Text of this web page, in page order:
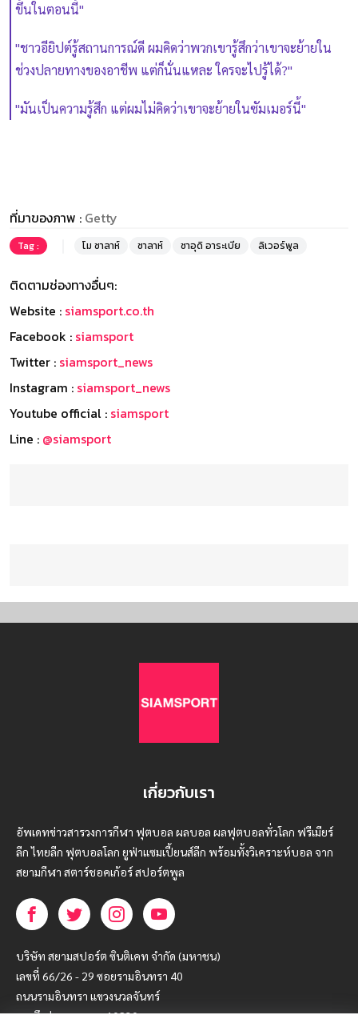
ขึ้นในตอนนี้"
"ชาวอียิปต์รู้สถานการณ์ดี ผมคิดว่าพวกเขารู้สึกว่าเขาจะย้ายใน
ช่วงปลายทางของอาชีพ แต่ก็นั่นแหละ ใครจะไปรู้ได้?"
"มันเป็นความรู้สึก แต่ผมไม่คิดว่าเขาจะย้ายในซัมเมอร์นี้"
ที่มาของภาพ : Getty
Tag : โม ซาลาห์ ซาลาห์ ซาอุดิ อาระเบีย ลิเวอร์พูล
ติดตามช่องทางอื่นๆ:
Website : siamsport.co.th
Facebook : siamsport
Twitter : siamsport_news
Instagram : siamsport_news
Youtube official : siamsport
Line : @siamsport
เกี่ยวกับเรา
อัพเดทข่าวสารวงการกีฬา ฟุตบอล ผลบอล ผลฟุตบอลทั่วโลก ฟรีเมียร์
ลีก ไทยลีก ฟุตบอลโลก ยูฟ่าแซมเปี้ยนส์ลีก พร้อมทั้งวิเคราะห์บอล จาก
สยามกีฬา สตาร์ชอคเก้อร์ สปอร์ตพูล
บริษัท สยามสปอร์ต ซินติเคท จำกัด (มหาชน)
เลขที่ 66/26 - 29 ซอยรามอินทรา 40
ถนนรามอินทรา แขวงนวลจันทร์
เขตบึงกุ่ม กรุงเทพฯ 10230